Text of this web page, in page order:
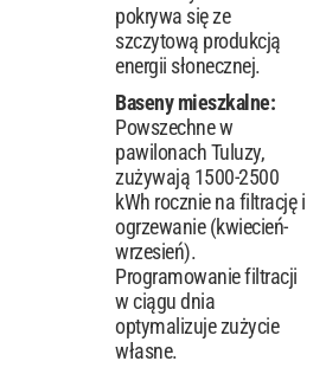
pokrywa się ze
szczytową produkcją
energii słonecznej.
Baseny mieszkalne:
Powszechne w
pawilonach Tuluzy,
zużywają 1500-2500
kWh rocznie na filtrację i
ogrzewanie (kwiecień-
wrzesień).
Programowanie filtracji
w ciągu dnia
optymalizuje zużycie
własne.